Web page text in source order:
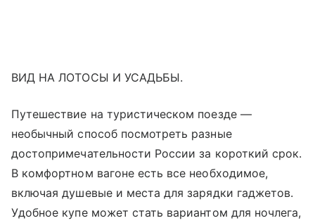
ВИД НА ЛОТОСЫ И УСАДЬБЫ.
Путешествие на туристическом поезде —
необычный способ посмотреть разные
достопримечательности России за короткий срок.
В комфортном вагоне есть все необходимое,
включая душевые и места для зарядки гаджетов.
Удобное купе может стать вариантом для ночлега,